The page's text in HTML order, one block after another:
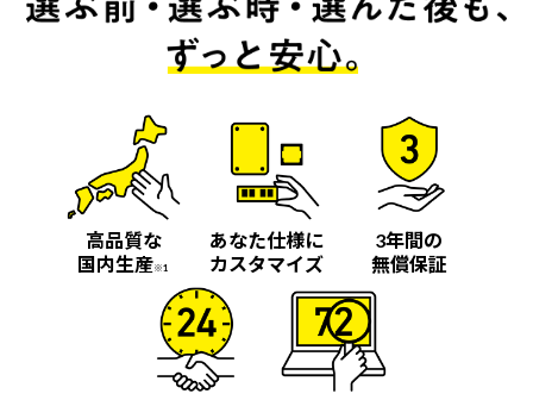
高品質な
国内生産※1
あなた仕様に
カスタマイズ
3年間の
無償保証